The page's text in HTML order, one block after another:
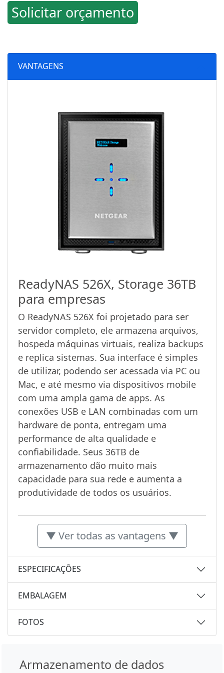
Solicitar orçamento
VANTAGENS
ReadyNAS 526X, Storage 36TB
para empresas
O ReadyNAS 526X foi projetado para ser
servidor completo, ele armazena arquivos,
hospeda máquinas virtuais, realiza backups
e replica sistemas. Sua interface é simples
de utilizar, podendo ser acessada via PC ou
Mac, e até mesmo via dispositivos mobile
com uma ampla gama de apps. As
conexões USB e LAN combinadas com um
hardware de ponta, entregam uma
performance de alta qualidade e
confiabilidade. Seus 36TB de
armazenamento dão muito mais
capacidade para sua rede e aumenta a
produtividade de todos os usuários.
▼ Ver todas as vantagens ▼
ESPECIFICAÇÕES
EMBALAGEM
FOTOS
Armazenamento de dados